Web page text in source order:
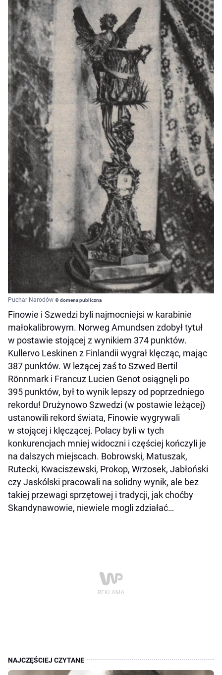
Puchar Narodów © domena publiczna
Finowie i Szwedzi byli najmocniejsi w karabinie
małokalibrowym. Norweg Amundsen zdobył tytuł
w postawie stojącej z wynikiem 374 punktów.
Kullervo Leskinen z Finlandii wygrał klęcząc, mając
387 punktów. W leżącej zaś to Szwed Bertil
Rönnmark i Francuz Lucien Genot osiągnęli po
395 punktów, był to wynik lepszy od poprzedniego
rekordu! Drużynowo Szwedzi (w postawie leżącej)
ustanowili rekord świata, Finowie wygrywali
w stojącej i klęczącej. Polacy byli w tych
konkurencjach mniej widoczni i częściej kończyli je
na dalszych miejscach. Bobrowski, Matuszak,
Rutecki, Kwaciszewski, Prokop, Wrzosek, Jabłoński
czy Jaskólski pracowali na solidny wynik, ale bez
takiej przewagi sprzętowej i tradycji, jak choćby
Skandynawowie, niewiele mogli zdziałać…